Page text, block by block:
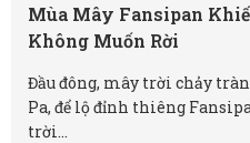
Mùa Mây Fansipan
Không Muốn Rời
Đầu đông, mây trời chảy
Pa, để lộ đỉnh thiêng
trời...